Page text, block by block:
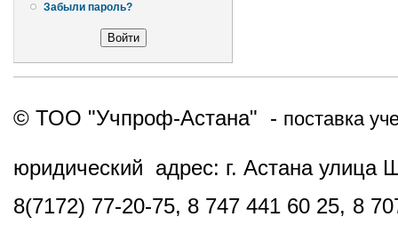
Забыли пароль?
© ТОО "Учпроф-Астана" - поставка
юридический адрес: г. Астана
8(7172) 77-20-75, 8 747 441 60 25, 8